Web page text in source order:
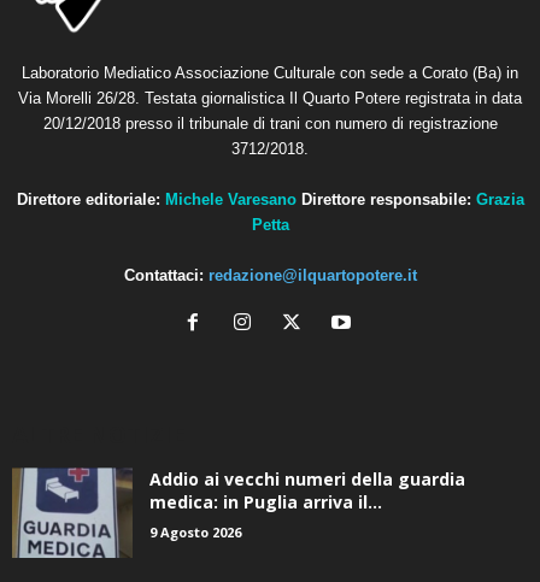
Laboratorio Mediatico Associazione Culturale con sede a Corato (Ba) in
Via Morelli 26/28. Testata giornalistica Il Quarto Potere registrata in data
20/12/2018 presso il tribunale di trani con numero di registrazione
3712/2018.
Direttore editoriale: Michele Varesano Direttore responsabile: Grazia
Petta
Contattaci: redazione@ilquartopotere.it
Addio ai vecchi numeri della guardia
medica: in Puglia arriva il...
9 Agosto 2026